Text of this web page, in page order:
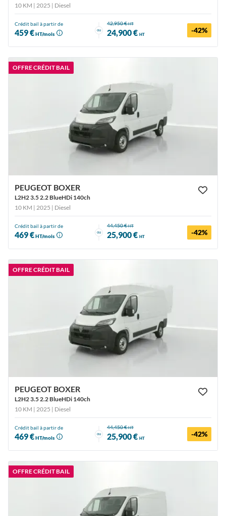
10 KM | 2025 | Diesel
Crédit bail à partir de
459 €HT/mois
ou
42,950 €HT
24,900 € HT -42%
OFFRE CRÉDIT BAIL
PEUGEOT BOXER
L2H2 3.5 2.2 BlueHDi 140ch
10 KM | 2025 | Diesel
Crédit bail à partir de
469 €HT/mois
ou
44,450 €HT
25,900 € HT -42%
OFFRE CRÉDIT BAIL
PEUGEOT BOXER
L2H2 3.5 2.2 BlueHDi 140ch
10 KM | 2025 | Diesel
Crédit bail à partir de
469 €HT/mois
ou
44,450 €HT
25,900 € HT -42%
OFFRE CRÉDIT BAIL